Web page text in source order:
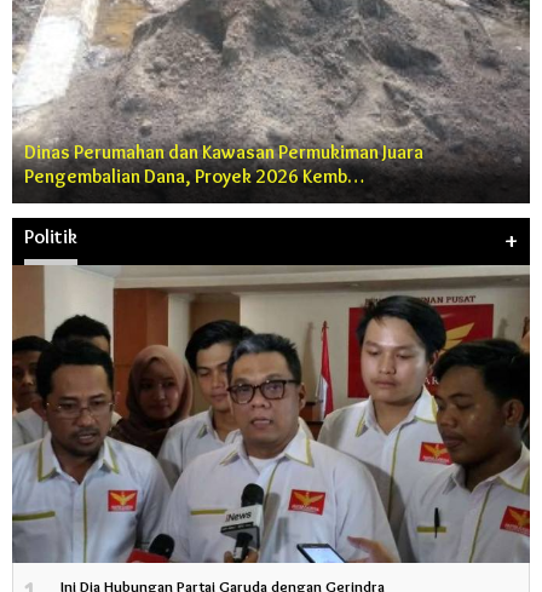
Dinas Perumahan dan Kawasan Permukiman Juara
Pengembalian Dana, Proyek 2026 Kemb…
Politik +
Ini Dia Hubungan Partai Garuda dengan Gerindra